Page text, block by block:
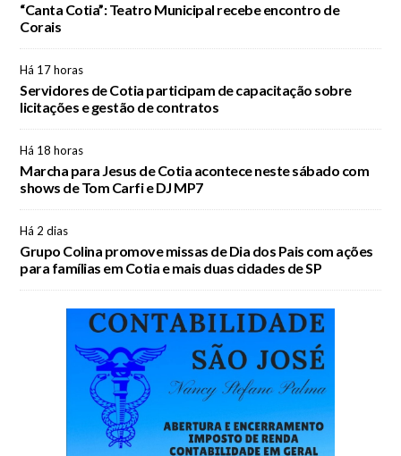
“Canta Cotia”: Teatro Municipal recebe encontro de
Corais
Há 17 horas
Servidores de Cotia participam de capacitação sobre
licitações e gestão de contratos
Há 18 horas
Marcha para Jesus de Cotia acontece neste sábado com
shows de Tom Carfi e DJ MP7
Há 2 dias
Grupo Colina promove missas de Dia dos Pais com ações
para famílias em Cotia e mais duas cidades de SP